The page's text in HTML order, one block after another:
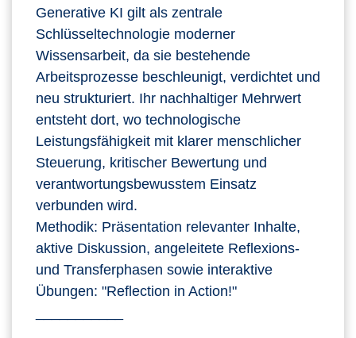
Generative KI gilt als zentrale
Schlüsseltechnologie moderner
Wissensarbeit, da sie bestehende
Arbeitsprozesse beschleunigt, verdichtet und
neu strukturiert. Ihr nachhaltiger Mehrwert
entsteht dort, wo technologische
Leistungsfähigkeit mit klarer menschlicher
Steuerung, kritischer Bewertung und
verantwortungsbewusstem Einsatz
verbunden wird.
Methodik: Präsentation relevanter Inhalte,
aktive Diskussion, angeleitete Reflexions-
und Transferphasen sowie interaktive
Übungen: "Reflection in Action!"